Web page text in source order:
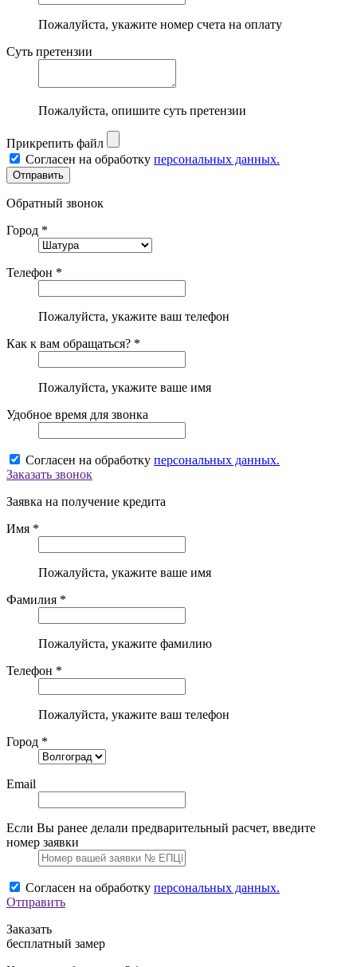
Пожалуйста, укажите номер счета на оплату
Суть претензии
Пожалуйста, опишите суть претензии
Прикрепить файл
Согласен на обработку персональных данных.
Обратный звонок
Город *
Телефон *
Пожалуйста, укажите ваш телефон
Как к вам обращаться? *
Пожалуйста, укажите ваше имя
Удобное время для звонка
Согласен на обработку персональных данных.
Заказать звонок
Заявка на получение кредита
Имя *
Пожалуйста, укажите ваше имя
Фамилия *
Пожалуйста, укажите фамилию
Телефон *
Пожалуйста, укажите ваш телефон
Город *
Email
Если Вы ранее делали предварительный расчет, введите
номер заявки
Согласен на обработку персональных данных.
Отправить
Заказать
бесплатный замер